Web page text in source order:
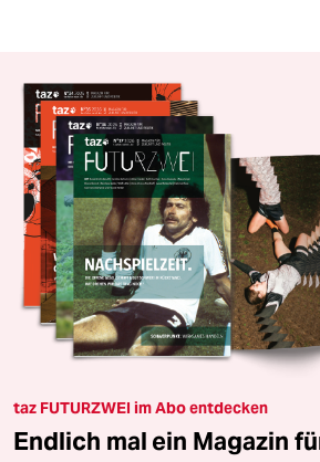
taz FUTURZWEI im Abo entdecken
Endlich mal ein Magazin